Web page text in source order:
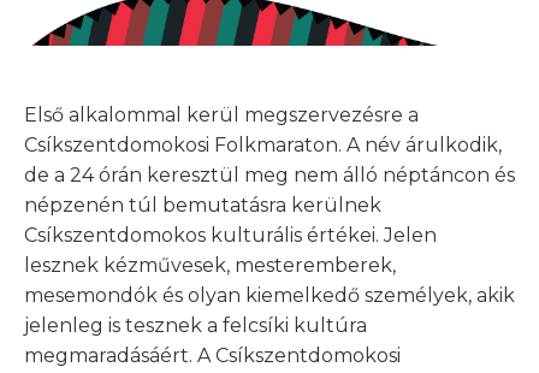
Első alkalommal kerül megszervezésre a
Csíkszentdomokosi Folkmaraton. A név árulkodik,
de a 24 órán keresztül meg nem álló néptáncon és
népzenén túl bemutatásra kerülnek
Csíkszentdomokos kulturális értékei. Jelen
lesznek kézművesek, mesteremberek,
mesemondók és olyan kiemelkedő személyek, akik
jelenleg is tesznek a felcsíki kultúra
megmaradásáért. A Csíkszentdomokosi